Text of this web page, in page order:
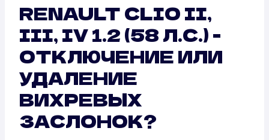
RENAULT CLIO II,
III, IV 1.2 (58 Л.С.) -
ОТКЛЮЧЕНИЕ ИЛИ
УДАЛЕНИЕ
ВИХРЕВЫХ
ЗАСЛОНОК?